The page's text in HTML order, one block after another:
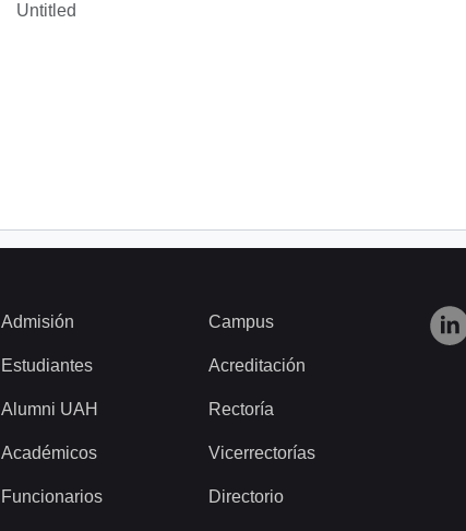
Untitled
Admisión
Estudiantes
Alumni UAH
Académicos
Funcionarios
Campus
Acreditación
Rectoría
Vicerrectorías
Directorio